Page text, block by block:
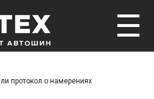
☰